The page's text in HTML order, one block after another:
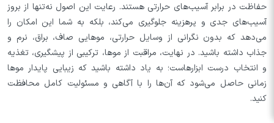
حفاظت در برابر آسیب‌های حرارتی هستند. رعایت این اصول نه‌تنها از بروز
آسیب‌های جدی و پرهزینه جلوگیری می‌کند، بلکه به شما این امکان را
می‌دهد که بدون نگرانی از وسایل حرارتی، موهایی صاف، براق، نرم و
جذاب داشته باشید. در نهایت، مراقبت از موها، ترکیبی از پیشگیری، تغذیه
و انتخاب درست ابزارهاست؛ به یاد داشته باشید که زیبایی پایدار موها
زمانی حاصل می‌شود که آن‌ها را با آگاهی و مسئولیت کامل محافظت
کنید.